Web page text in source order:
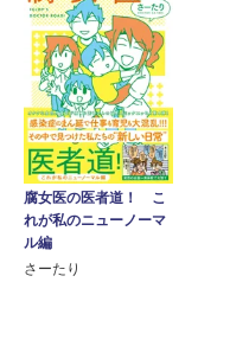
腐女医の医者道！ こ
れが私のニューノーマ
ル編
さーたり